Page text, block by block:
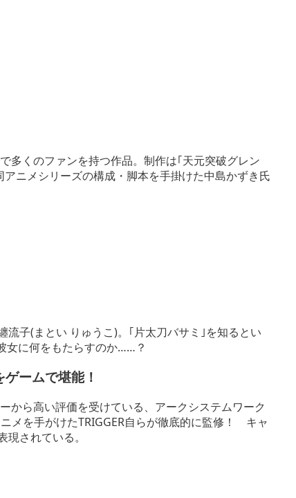
多くのファンを持つ作品。制作は｢天元突破グレン
ニメシリーズの構成・脚本を手掛けた中島かずき氏
子(まとい りゅうこ)。｢片太刀バサミ｣を知るとい
女に何をもたらすのか……？
ームで堪能！
から高い評価を受けている、アークシステムワーク
メを手がけたTRIGGER自らが徹底的に監修！ キャ
されている。